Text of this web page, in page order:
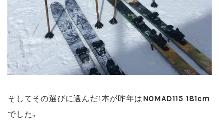
そしてその選びに選んだ1本が昨年はNOMAD115 181cm
でした。